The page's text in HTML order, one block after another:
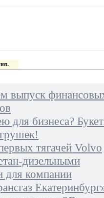
выпуск
для бизнеса?
тягачей Volvo
дизельными
для компании